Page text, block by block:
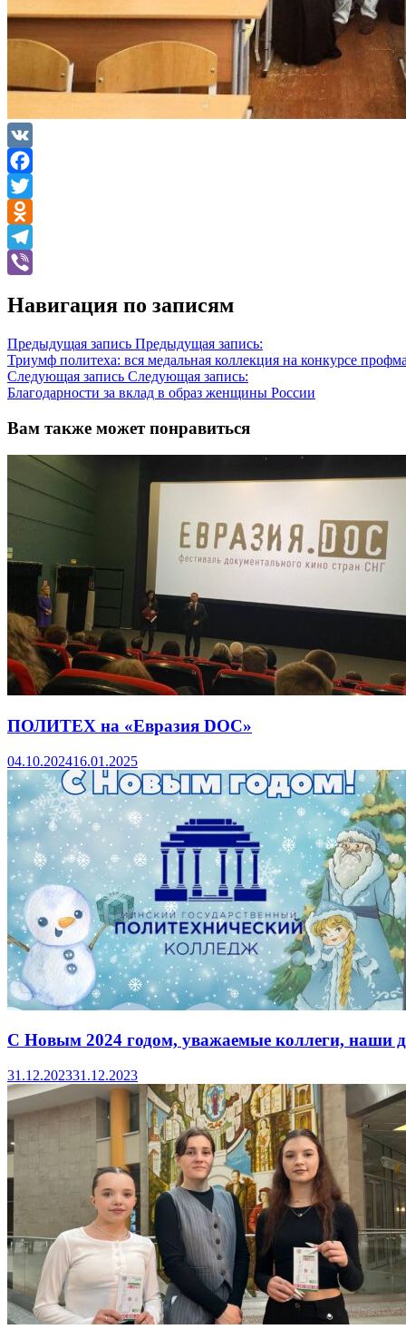
VK
Facebook
Twitter
Odnoklassniki
Telegram
Навигация по записям
Предыдущая запись Предыдущая запись:
Триумф политеха: вся медальная коллекция на конкурсе
Следующая запись Следующая запись:
Благодарности за вклад в образ женщины России
Вам также может понравиться
ПОЛИТЕХ на «Евразия DOC»
04.10.202416.01.2025
С Новым 2024 годом, уважаемые коллеги, наши
31.12.202331.12.2023